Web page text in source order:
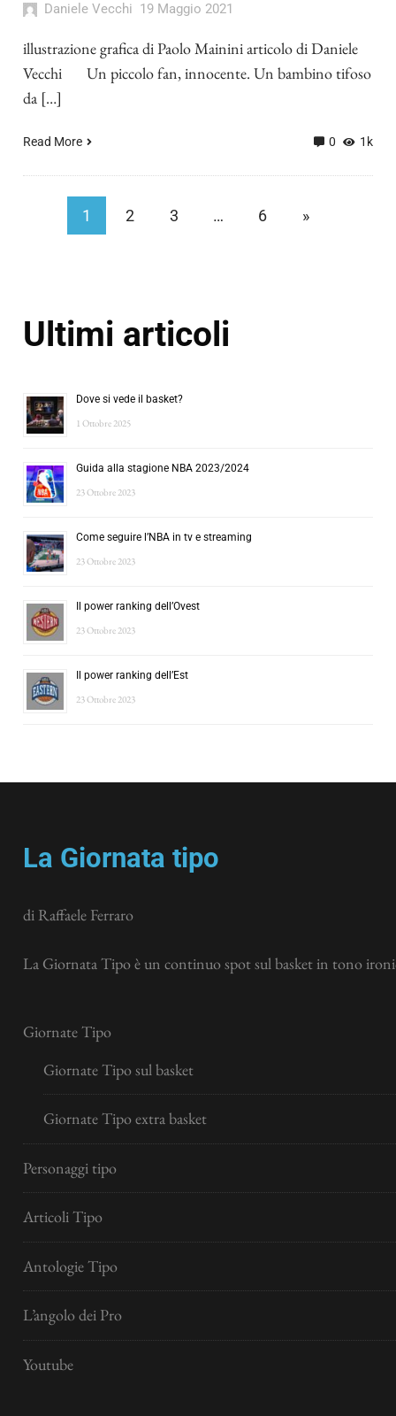
Daniele Vecchi 19 Maggio 2021
illustrazione grafica di Paolo Mainini articolo di Daniele
Vecchi Un piccolo fan, innocente. Un bambino tifoso
da […]
Read More 0 1k
1 2 3 … 6 »
Ultimi articoli
Dove si vede il basket?
1 Ottobre 2025
Guida alla stagione NBA 2023/2024
23 Ottobre 2023
Come seguire l’NBA in tv e streaming
23 Ottobre 2023
Il power ranking dell’Ovest
23 Ottobre 2023
Il power ranking dell’Est
23 Ottobre 2023
La Giornata tipo
di Raffaele Ferraro
La Giornata Tipo è un continuo spot sul basket in tono
Giornate Tipo
Giornate Tipo sul basket
Giornate Tipo extra basket
Personaggi tipo
Articoli Tipo
Antologie Tipo
L’angolo dei Pro
Youtube